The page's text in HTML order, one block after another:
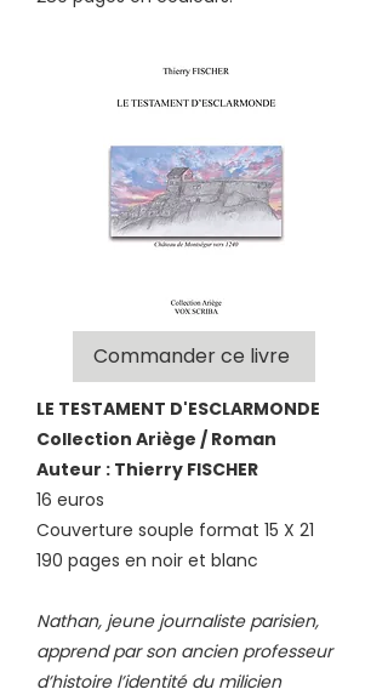
Commander ce livre
LE TESTAMENT D'ESCLARMONDE
Collection Ariège / Roman
Auteur : Thierry FISCHER
16 euros
Couverture souple format 15 X 21
190 pages en noir et blanc
Nathan, jeune journaliste parisien,
apprend par son ancien professeur
d’histoire l’identité du milicien